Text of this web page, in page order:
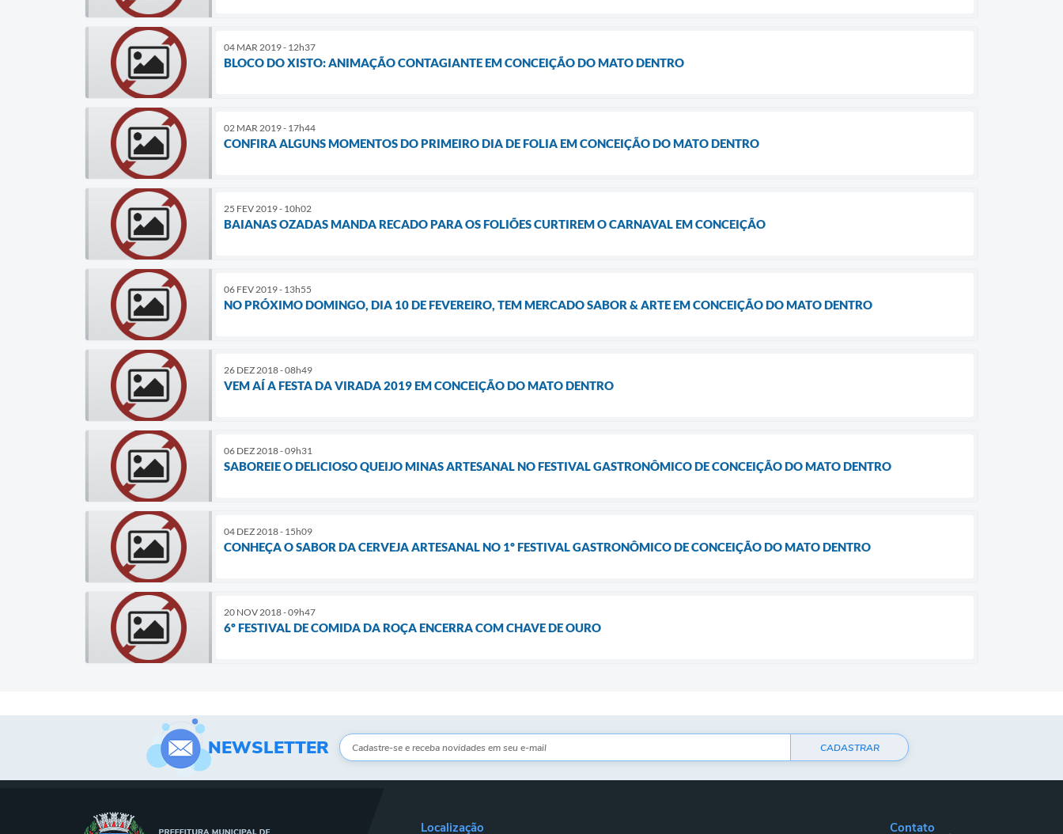
04 MAR 2019 - 12h37
BLOCO DO XISTO: ANIMAÇÃO CONTAGIANTE EM CONCEIÇÃO DO MATO DENTRO
02 MAR 2019 - 17h44
CONFIRA ALGUNS MOMENTOS DO PRIMEIRO DIA DE FOLIA EM CONCEIÇÃO DO MATO DENTRO
25 FEV 2019 - 10h02
BAIANAS OZADAS MANDA RECADO PARA OS FOLIÕES CURTIREM O CARNAVAL EM CONCEIÇÃO
06 FEV 2019 - 13h55
NO PRÓXIMO DOMINGO, DIA 10 DE FEVEREIRO, TEM MERCADO SABOR & ARTE EM CONCEIÇÃO DO MATO DENTRO
26 DEZ 2018 - 08h49
VEM AÍ A FESTA DA VIRADA 2019 EM CONCEIÇÃO DO MATO DENTRO
06 DEZ 2018 - 09h31
SABOREIE O DELICIOSO QUEIJO MINAS ARTESANAL NO FESTIVAL GASTRONÔMICO DE CONCEIÇÃO DO MATO DENTRO
04 DEZ 2018 - 15h09
CONHEÇA O SABOR DA CERVEJA ARTESANAL NO 1º FESTIVAL GASTRONÔMICO DE CONCEIÇÃO DO MATO DENTRO
20 NOV 2018 - 09h47
6º FESTIVAL DE COMIDA DA ROÇA ENCERRA COM CHAVE DE OURO
NEWSLETTER CADASTRAR
Localização Contato